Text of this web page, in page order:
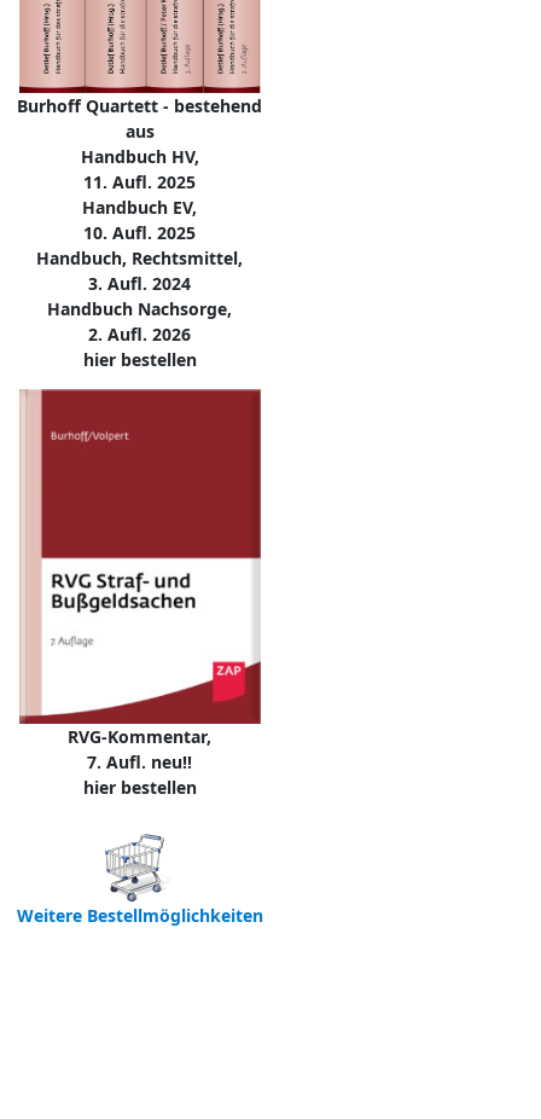
Burhoff Quartett - bestehend
aus
Handbuch HV,
11. Aufl. 2025
Handbuch EV,
10. Aufl. 2025
Handbuch, Rechtsmittel,
3. Aufl. 2024
Handbuch Nachsorge,
2. Aufl. 2026
hier bestellen
RVG-Kommentar,
7. Aufl. neu!!
hier bestellen
Weitere Bestellmöglichkeiten